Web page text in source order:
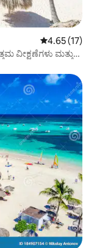
5 ರಲ್ಲಿ 4.65
4.65 (17)
ವೀಕ್ಷಣೆಗಳು ಮತ್ತು